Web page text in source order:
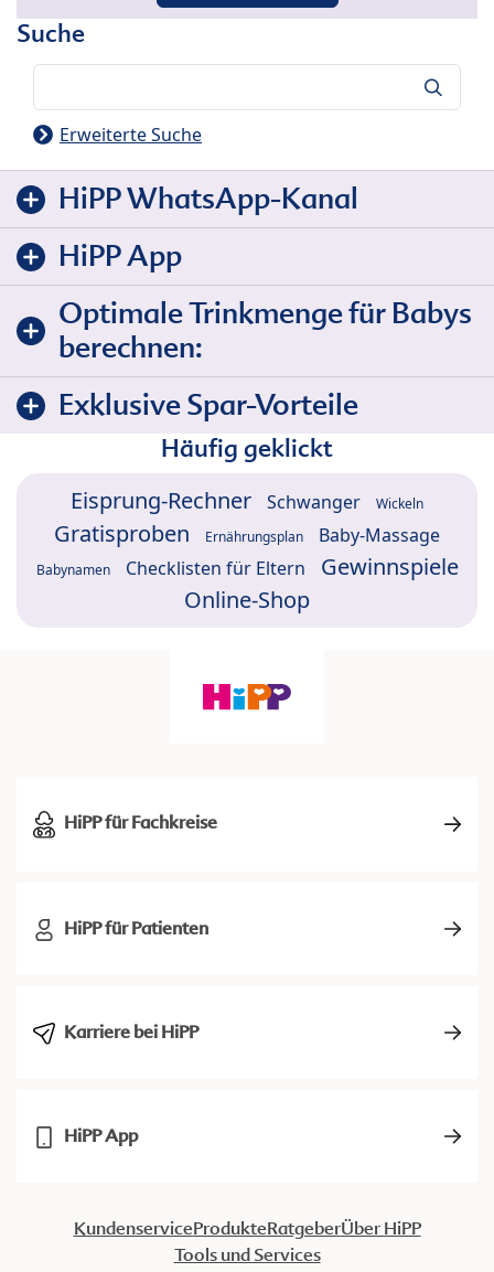
Suche
Erweiterte Suche
HiPP WhatsApp-Kanal
HiPP App
Optimale Trinkmenge für Babys
berechnen:
Exklusive Spar-Vorteile
Häufig geklickt
Eisprung-Rechner Schwanger Wickeln
Gratisproben Ernährungsplan Baby-Massage
Babynamen Checklisten für Eltern
Gewinnspiele
Online-Shop
HiPP für Fachkreise
HiPP für Patienten
Karriere bei HiPP
HiPP App
KundenserviceProdukteRatgeberÜber HiPP
Tools und Services